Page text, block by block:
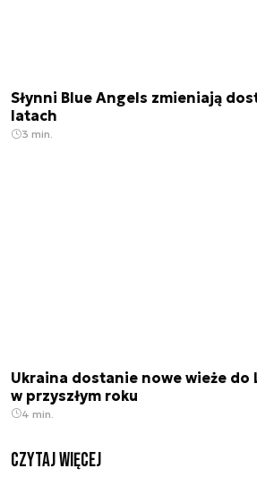
Słynni Blue Angels zmieniają
latach
3 min.
Ukraina dostanie nowe wieże do
w przyszłym roku
4 min.
czytaj więcej